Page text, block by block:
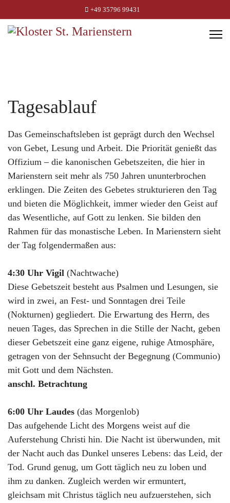
+49 35796 99431
Tagesablauf
Das Gemeinschaftsleben ist geprägt durch den Wechsel
von Gebet, Lesung und Arbeit. Die Priorität genießt das
Offizium – die kanonischen Gebetszeiten, die hier in
Marienstern seit mehr als 750 Jahren ununterbrochen
erklingen. Die Zeiten des Gebetes strukturieren den Tag
und bieten die Möglichkeit, immer wieder den Geist auf
das Wesentliche, auf Gott zu lenken. Sie bilden den
Rahmen für das monastische Leben. In Marienstern sieht
der Tag folgendermaßen aus:
4:30 Uhr Vigil (Nachtwache)
Diese Gebetszeit besteht aus Psalmen und Lesungen, sie
wird in zwei, an Fest- und Sonntagen drei Teile
(Nokturnen) gegliedert. Die Erwartung des Herrn, des
neuen Tages, das Sprechen in die Stille der Nacht, geben
dieser Gebetszeit eine ganz eigene, ruhige Atmosphäre,
getragen von der Sehnsucht der Begegnung (Communio)
mit Gott und dem Nächsten.
anschl. Betrachtung
6:00 Uhr Laudes (das Morgenlob)
Das aufgehende Licht des Morgens weist auf die
Auferstehung Christi hin. Die Nacht ist überwunden, mit
der Nacht auch das Dunkel unseres Lebens: das Leid, der
Tod. Grund genug, um Gott täglich neu zu loben und
ihm zu danken. Zugleich werden wir ermuntert,
gleichsam mit Christus täglich neu aufzuerstehen, sich